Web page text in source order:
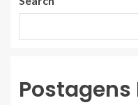
Postagens